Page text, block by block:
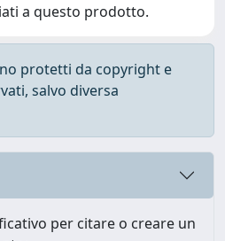
a questo prodotto.
protetti da copyright e
salvo diversa
per citare o creare un